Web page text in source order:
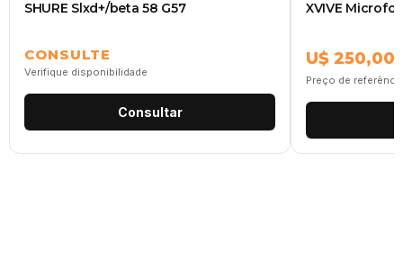
SHURE Slxd+/beta 58 G57
CONSULTE
Verifique disponibilidade
Consultar
XVIVE
U$ 250,00
Preço de referência